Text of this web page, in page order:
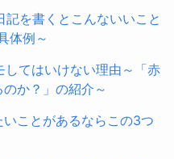
を書くとこんないいこと
体例～
してはいけない理由～「赤
か？」の紹介～
ことがあるならこの3つ